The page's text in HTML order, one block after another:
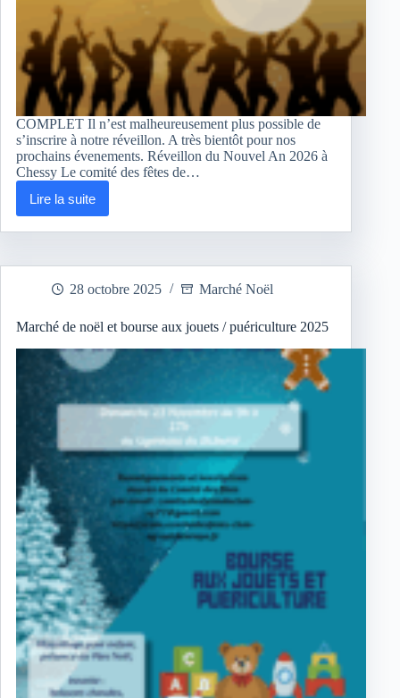
COMPLET Il n’est malheureusement plus possible de
s’inscrire à notre réveillon. A très bientôt pour nos
prochains évenements. Réveillon du Nouvel An 2026 à
Chessy Le comité des fêtes de…
Lire la suite
Réveillon
du
Nouvel
2026
28 octobre 2025
Marché Noël
Marché de noël et bourse aux jouets / puériculture 2025